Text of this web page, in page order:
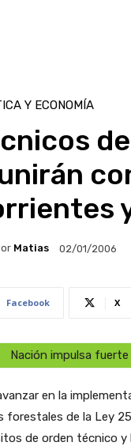
Y ECONOMÍA
Matias 02/01/2006
Facebook X
Nación impulsa
en la
forestales de la Ley
de orden técnico y